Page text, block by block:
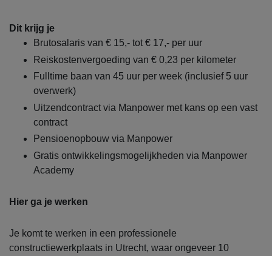
Dit krijg je
Brutosalaris van € 15,- tot € 17,- per uur
Reiskostenvergoeding van € 0,23 per kilometer
Fulltime baan van 45 uur per week (inclusief 5 uur
overwerk)
Uitzendcontract via Manpower met kans op een vast
contract
Pensioenopbouw via Manpower
Gratis ontwikkelingsmogelijkheden via Manpower
Academy
Hier ga je werken
Je komt te werken in een professionele
constructiewerkplaats in Utrecht, waar ongeveer 10